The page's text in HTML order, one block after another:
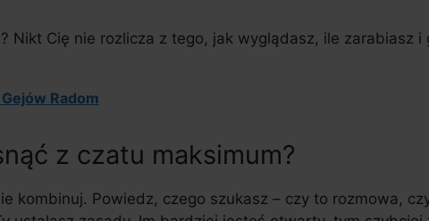
Nikt Cię nie rozlicza z tego, jak wyglądasz, ile zarabiasz
Radom
z czatu maksimum?
kombinuj. Powiedz, czego szukasz – czy to rozmowa,